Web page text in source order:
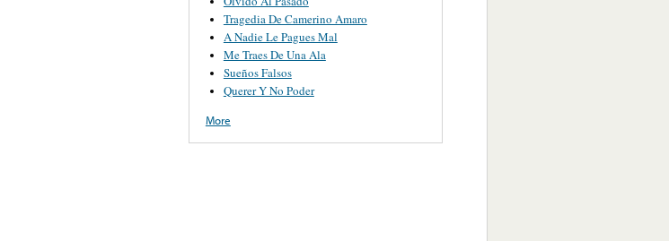
Tragedia De Camerino Amaro
A Nadie Le Pagues Mal
Me Traes De Una Ala
Sueños Falsos
Querer Y No Poder
More